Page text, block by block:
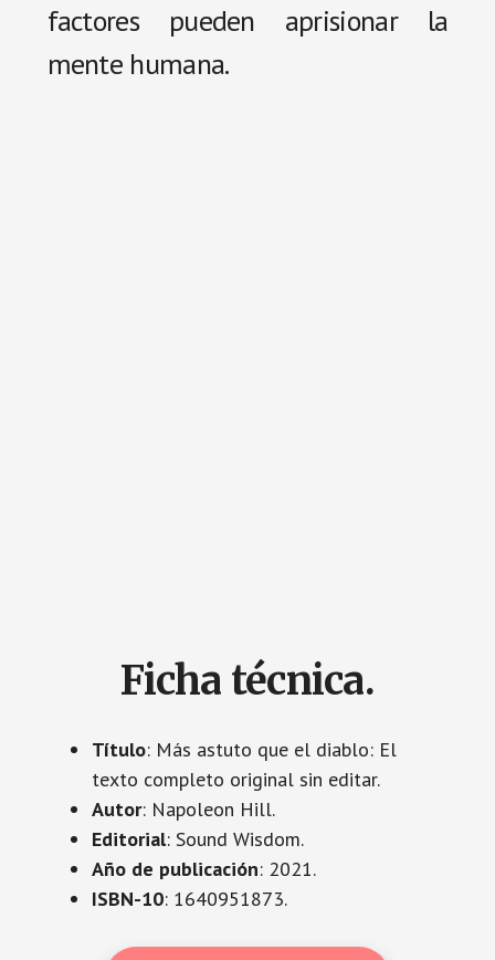
factores pueden aprisionar la
mente humana.
Ficha técnica.
Título: Más astuto que el diablo: El
texto completo original sin editar.
Autor: Napoleon Hill.
Editorial: Sound Wisdom.
Año de publicación: 2021.
ISBN-10: 1640951873.